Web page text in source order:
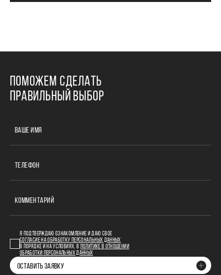
ПОМОЖЕМ СДЕЛАТЬ
ПРАВИЛЬНЫЙ ВЫБОР
ВАШЕ ИМЯ
ТЕЛЕФОН
КОММЕНТАРИЙ
Я ПОДТВЕРЖДАЮ ОЗНАКОМЛЕНИЕ И ДАЮ СВОЕ
СОГЛАСИЕ НА ОБРАБОТКУ ПЕРСОНАЛЬНЫХ ДАННЫХ
В ПОРЯДКЕ И НА УСЛОВИЯХ, В
ПОЛИТИКЕ В ОТНОШЕНИИ
ОБРАБОТКИ ПЕРСОНАЛЬНЫХ ДАННЫХ
ОСТАВИТЬ ЗАЯВКУ